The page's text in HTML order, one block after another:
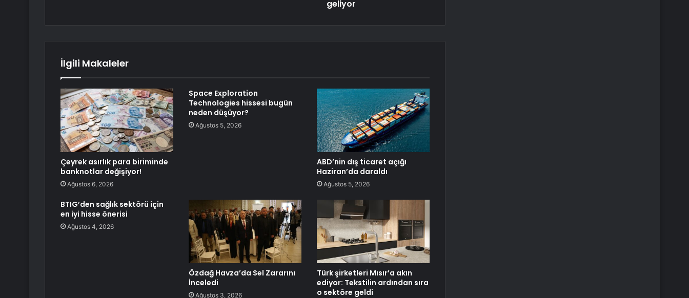
geliyor
İlgili Makaleler
Çeyrek asırlık para biriminde
banknotlar değişiyor!
Ağustos 6, 2026
Space Exploration
Technologies hissesi bugün
neden düşüyor?
Ağustos 5, 2026
ABD’nin dış ticaret açığı
Haziran’da daraldı
Ağustos 5, 2026
BTIG’den sağlık sektörü için
en iyi hisse önerisi
Ağustos 4, 2026
Özdağ Havza’da Sel Zararını
İnceledi
Ağustos 3, 2026
Türk şirketleri Mısır’a akın
ediyor: Tekstilin ardından sıra
o sektöre geldi